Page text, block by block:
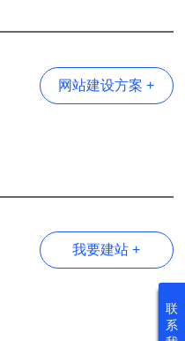
联
系
网站建设方案 +
我要建站 +